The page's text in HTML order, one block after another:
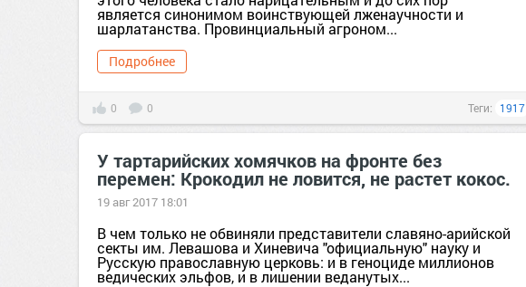
является синонимом воинствующей лженаучности и
шарлатанства. Провинциальный агроном...
Подробнее
0 0 Теги: 1917
У тартарийских хомячков на фронте без
перемен: Крокодил не ловится, не растет кокос.
19 авг 2017 18:01
В чем только не обвиняли представители славяно-арийской
секты им. Левашова и Хиневича "официальную" науку и
Русскую православную церковь: и в геноциде миллионов
ведических эльфов, и в лишении веданутых...